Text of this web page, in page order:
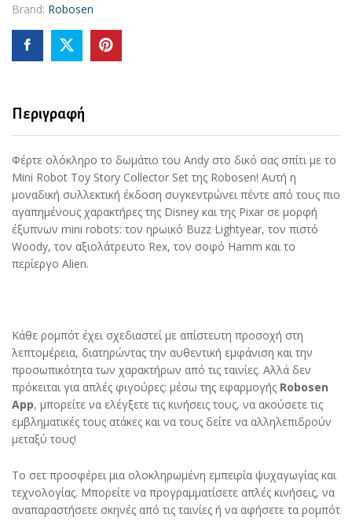
Brand: Robosen
Περιγραφή
Φέρτε ολόκληρο το δωμάτιο του Andy στο δικό σας σπίτι με το
Mini Robot Toy Story Collector Set της Robosen! Αυτή η
μοναδική συλλεκτική έκδοση συγκεντρώνει πέντε από τους πιο
αγαπημένους χαρακτήρες της Disney και της Pixar σε μορφή
έξυπνων mini robots: τον ηρωικό Buzz Lightyear, τον πιστό
Woody, τον αξιολάτρευτο Rex, τον σοφό Hamm και το
περίεργο Alien.
Κάθε ρομπότ έχει σχεδιαστεί με απίστευτη προσοχή στη
λεπτομέρεια, διατηρώντας την αυθεντική εμφάνιση και την
προσωπικότητα των χαρακτήρων από τις ταινίες. Αλλά δεν
πρόκειται για απλές φιγούρες: μέσω της εφαρμογής Robosen
App, μπορείτε να ελέγξετε τις κινήσεις τους, να ακούσετε τις
εμβληματικές τους ατάκες και να τους δείτε να αλληλεπιδρούν
μεταξύ τους!
Το σετ προσφέρει μια ολοκληρωμένη εμπειρία ψυχαγωγίας και
τεχνολογίας. Μπορείτε να προγραμματίσετε απλές κινήσεις, να
αναπαραστήσετε σκηνές από τις ταινίες ή να αφήσετε τα ρομπότ